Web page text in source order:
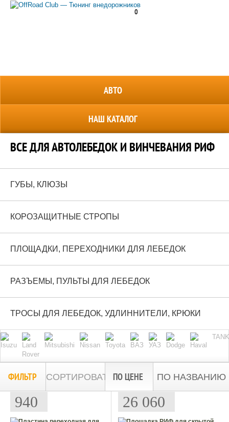
0
АВТО
НАШ КАТАЛОГ
ВСЕ ДЛЯ АВТОЛЕБЕДОК И ВИНЧЕВАНИЯ РИФ
ГУБЫ, КЛЮЗЫ
КОРОЗАЩИТНЫЕ СТРОПЫ
ПЛОЩАДКИ, ПЕРЕХОДНИКИ ДЛЯ ЛЕБЕДОК
РАЗЪЕМЫ, ПУЛЬТЫ ДЛЯ ЛЕБЕДОК
ТРОСЫ ДЛЯ ЛЕБЕДОК, УДЛИННИТЕЛИ, КРЮКИ
TANK
ФИЛЬТР СОРТИРОВАТЬ:ПО ЦЕНЕ ПО НАЗВАНИЮ
940 26 060